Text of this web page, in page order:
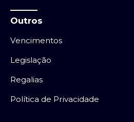
Outros
Vencimentos
Legislação
Regalias
Política de Privacidade